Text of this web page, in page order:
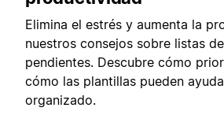
Elimina el estrés y aumenta la
nuestros consejos sobre listas
pendientes. Descubre cómo
cómo las plantillas pueden
organizado.